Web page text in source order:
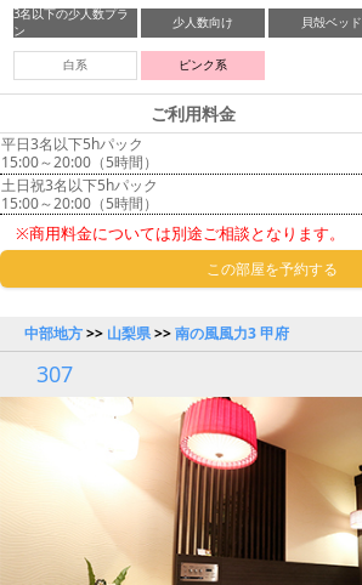
3名以下の少人数プラ
ン
少人数向け 貝殻ベッド
白系 ピンク系
ご利用料金
平日3名以下5hパック
15:00～20:00（5時間）
土日祝3名以下5hパック
15:00～20:00（5時間）
※商用料金については別途ご相談となります。
この部屋を予約する
中部地方>> 山梨県>>南の風風力3 甲府
307